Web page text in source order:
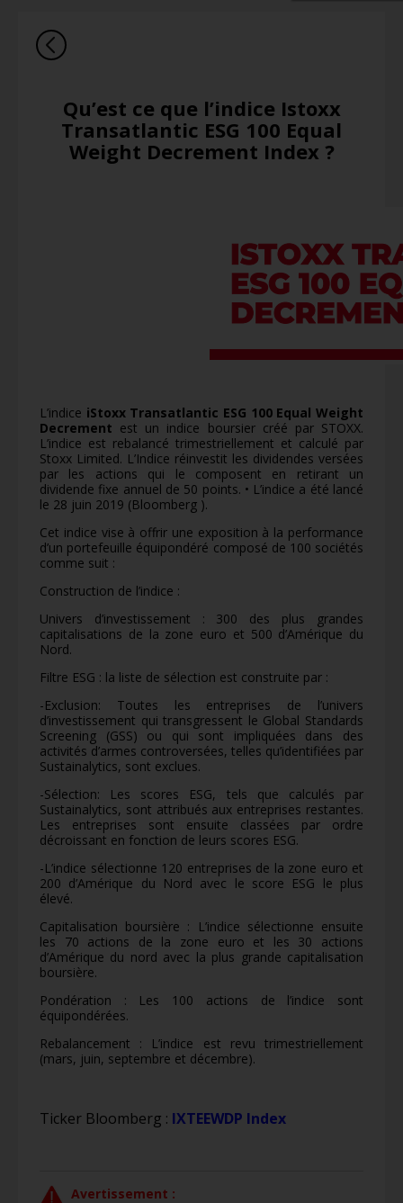
Qu’est ce que l’indice Istoxx
Transatlantic ESG 100 Equal
Weight Decrement Index ?
L’indice iStoxx Transatlantic ESG 100 Equal Weight
Decrement est un indice boursier créé par STOXX.
L’indice est rebalancé trimestriellement et calculé par
Stoxx Limited. L’Indice réinvestit les dividendes versées
par les actions qui le composent en retirant un
dividende fixe annuel de 50 points. • L’indice a été lancé
le 28 juin 2019 (Bloomberg ).
Cet indice vise à offrir une exposition à la performance
d’un portefeuille équipondéré composé de 100 sociétés
comme suit :
Construction de l’indice :
Univers d’investissement : 300 des plus grandes
capitalisations de la zone euro et 500 d’Amérique du
Nord.
Filtre ESG : la liste de sélection est construite par :
-Exclusion: Toutes les entreprises de l’univers
d’investissement qui transgressent le Global Standards
Screening (GSS) ou qui sont impliquées dans des
activités d’armes controversées, telles qu’identifiées par
Sustainalytics, sont exclues.
-Sélection: Les scores ESG, tels que calculés par
Sustainalytics, sont attribués aux entreprises restantes.
Les entreprises sont ensuite classées par ordre
décroissant en fonction de leurs scores ESG.
-L’indice sélectionne 120 entreprises de la zone euro et
200 d’Amérique du Nord avec le score ESG le plus
élevé.
Capitalisation boursière : L’indice sélectionne ensuite
les 70 actions de la zone euro et les 30 actions
d’Amérique du nord avec la plus grande capitalisation
boursière.
Pondération : Les 100 actions de l’indice sont
équipondérées.
Rebalancement : L’indice est revu trimestriellement
(mars, juin, septembre et décembre).
Ticker Bloomberg : IXTEEWDP Index
Avertissement :